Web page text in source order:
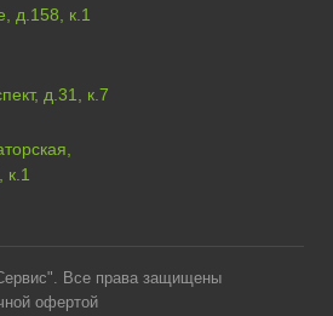
д.158, к.1
д.31, к.7
к.1
Все права защищены
офертой